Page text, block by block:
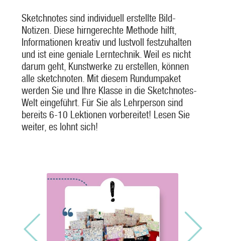
Sketchnotes sind individuell erstellte Bild-
Notizen. Diese hirngerechte Methode hilft,
Informationen kreativ und lustvoll festzuhalten
und ist eine geniale Lerntechnik. Weil es nicht
darum geht, Kunstwerke zu erstellen, können
alle sketchnoten. Mit diesem Rundumpaket
werden Sie und Ihre Klasse in die Sketchnotes-
Welt eingeführt. Für Sie als Lehrperson sind
bereits 6-10 Lektionen vorbereitet! Lesen Sie
weiter, es lohnt sich!